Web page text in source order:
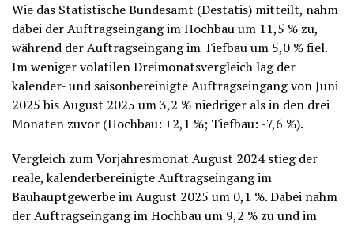
Wie das Statistische Bundesamt (Destatis) mitteilt, nahm
dabei der Auftragseingang im Hochbau um 11,5 % zu,
während der Auftragseingang im Tiefbau um 5,0 % fiel.
Im weniger volatilen Dreimonatsvergleich lag der
kalender- und saisonbereinigte Auftragseingang von Juni
2025 bis August 2025 um 3,2 % niedriger als in den drei
Monaten zuvor (Hochbau: +2,1 %; Tiefbau: -7,6 %).
Vergleich zum Vorjahresmonat August 2024 stieg der
reale, kalenderbereinigte Auftragseingang im
Bauhauptgewerbe im August 2025 um 0,1 %. Dabei nahm
der Auftragseingang im Hochbau um 9,2 % zu und im